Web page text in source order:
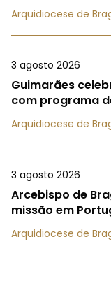
Arquidiocese de
3 agosto 2026
Guimarães
com programa
Arquidiocese de
3 agosto 2026
Arcebispo de
missão em
Arquidiocese de